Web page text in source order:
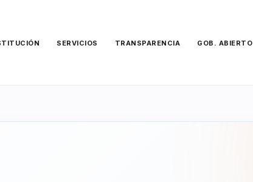
SERVICIOS TRANSPARENCIA GOB. ABIERTO